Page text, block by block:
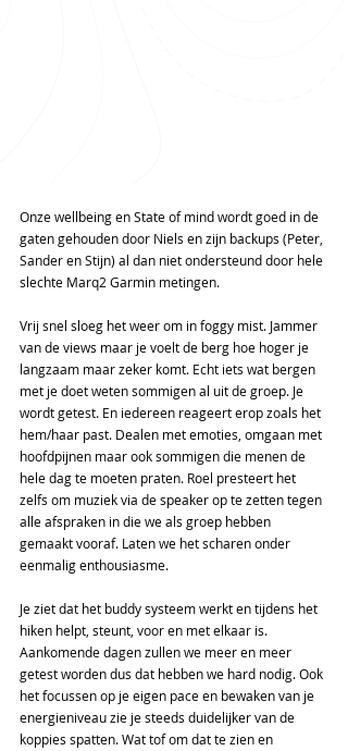
Onze wellbeing en State of mind wordt goed in de
gaten gehouden door Niels en zijn backups (Peter,
Sander en Stijn) al dan niet ondersteund door hele
slechte Marq2 Garmin metingen.
Vrij snel sloeg het weer om in foggy mist. Jammer
van de views maar je voelt de berg hoe hoger je
langzaam maar zeker komt. Echt iets wat bergen
met je doet weten sommigen al uit de groep. Je
wordt getest. En iedereen reageert erop zoals het
hem/haar past. Dealen met emoties, omgaan met
hoofdpijnen maar ook sommigen die menen de
hele dag te moeten praten. Roel presteert het
zelfs om muziek via de speaker op te zetten tegen
alle afspraken in die we als groep hebben
gemaakt vooraf. Laten we het scharen onder
eenmalig enthousiasme.
Je ziet dat het buddy systeem werkt en tijdens het
hiken helpt, steunt, voor en met elkaar is.
Aankomende dagen zullen we meer en meer
getest worden dus dat hebben we hard nodig. Ook
het focussen op je eigen pace en bewaken van je
energieniveau zie je steeds duidelijker van de
koppies spatten. Wat tof om dat te zien en